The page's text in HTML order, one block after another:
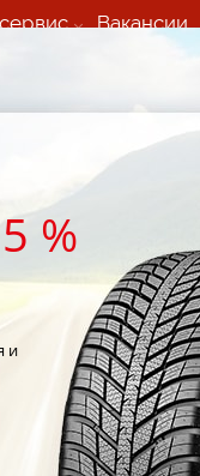
Вакансии
%
и